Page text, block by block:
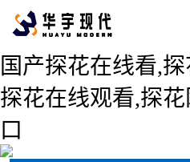
国产探花在线看,
探花在线观看,探
口